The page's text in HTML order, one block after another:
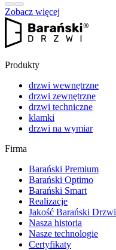
Zobacz więcej
Produkty
drzwi wewnętrzne
drzwi zewnętrzne
drzwi techniczne
klamki
drzwi na wymiar
Firma
Barański Premium
Barański Optimo
Barański Smart
Realizacje
Jakość Barański Drzwi
Nasza historia
Nasze technologie
Certyfikaty